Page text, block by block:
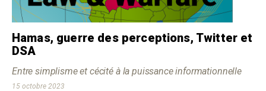
Hamas, guerre des perceptions, Twitter et
DSA
Entre simplisme et cécité à la puissance informationnelle
15 octobre 2023